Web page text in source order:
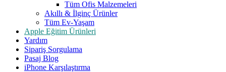
Tüm Ofis Malzemeleri
Akıllı & İlginç Ürünler
Tüm Ev-Yaşam
Apple Eğitim Ürünleri
Yardım
Sipariş Sorgulama
Pasaj Blog
iPhone Karşılaştırma